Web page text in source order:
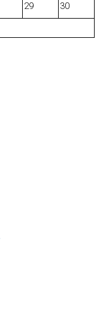
29
30